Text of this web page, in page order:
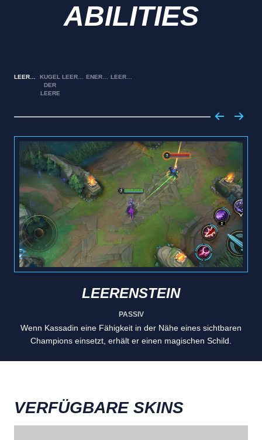
ABILITIES
KUGEL
DER
LEERE
LEERENWANDERER
LEERENSTEIN
PASSIV
Wenn Kassadin eine Fähigkeit in der Nähe eines sichtbaren
Champions einsetzt, erhält er einen magischen Schild.
VERFÜGBARE SKINS